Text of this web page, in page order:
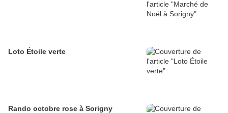
Loto Étoile verte
Rando octobre rose à Sorigny